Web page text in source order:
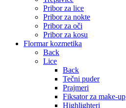
Pribor za lice
Pribor za nokte
Pribor za oči
Pribor za kosu
Flormar kozmetika
Back
Lice
Back
Tečni puder
Prajmeri
Fiksator za make-up
Highlighteri